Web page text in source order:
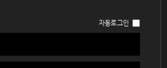
자동로그인